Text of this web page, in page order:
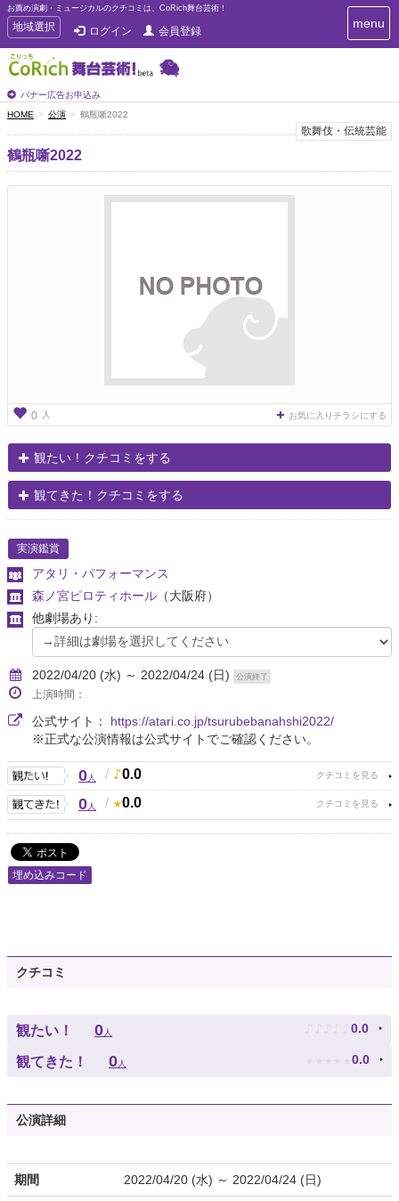
お薦め演劇・ミュージカルのクチコミは、CoRich舞台芸術！
T
o
g
g
e
n
a
v
i
地域選択 ログイン 会員登録
バナー広告お申込み
T
o
n
i
menu
HOME 公演 鶴瓶噺2022
歌舞伎・伝統芸能
鶴瓶噺2022
0 人 お気に入りチラシにする
観たい！クチコミをする
観てきた！クチコミをする
実演鑑賞
アタリ・パフォーマンス
森ノ宮ピロティホール （大阪府）
他劇場あり:
2022/04/20 (水) ～ 2022/04/24 (日) 公演終了
上演時間：
公式サイト： https://atari.co.jp/tsurubebanahshi2022/
※正式な公演情報は公式サイトでご確認ください。
0人 / 0.0
0人 / 0.0
埋め込みコード
クチコミ
観たい！ 0人 ♪ ♪ ♪ ♪ ♪ 0.0
観てきた！ 0人 ★ ★ ★ ★ ★ 0.0
公演詳細
期間 2022/04/20 (水) ～ 2022/04/24 (日)